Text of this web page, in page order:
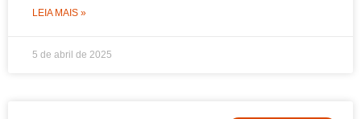
LEIA MAIS »
5 de abril de 2025